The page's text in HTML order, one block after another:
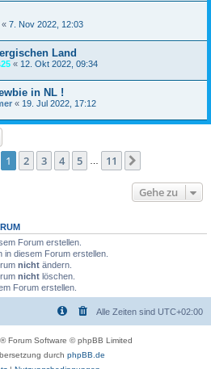
« 7. Nov 2022, 12:03
Land
« 12. Okt 2022, 09:34
in NL !
« 19. Jul 2022, 17:12
Seite 1von 11
1 2 3 4 5 11
Gehe zu
Forum erstellen.
in diesem Forum erstellen.
nicht ändern.
nicht löschen.
Forum erstellen.
Alle Zeiten sind UTC+02:00
® Forum Software © phpBB Limited
durch phpBB.de